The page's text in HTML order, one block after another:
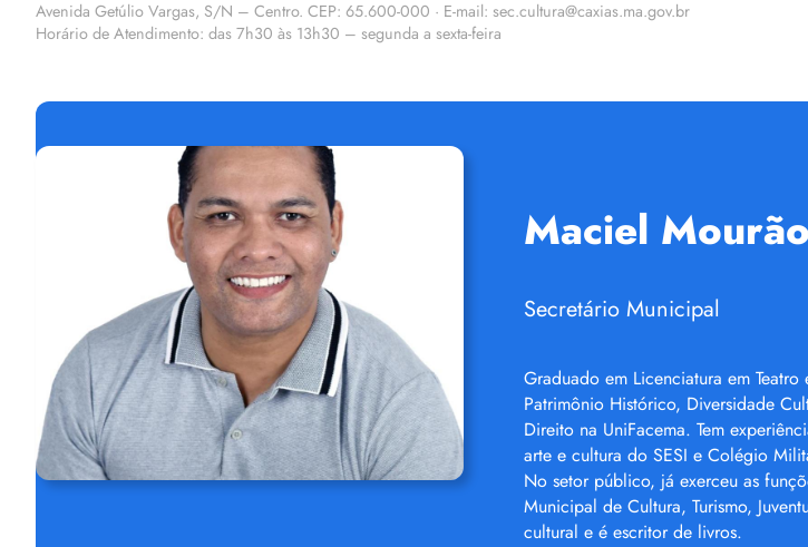
Avenida Getúlio Vargas, S/N – Centro. CEP: 65.600-000 · E-mail: sec.cultura@caxias.ma.gov.br
Horário de Atendimento: das 7h30 às 13h30 – segunda a sexta-feira
Maciel
Secretário Municipal
Graduado em Licenciatura em
Patrimônio Histórico, Diversidade
Direito na UniFacema. Tem
arte e cultura do SESI e Colégio
No setor público, já exerceu as
Municipal de Cultura, Turismo,
cultural e é escritor de livros.